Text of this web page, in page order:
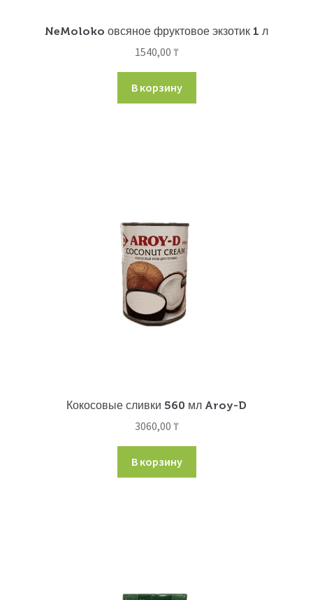
NeMoloko овсяное фруктовое экзотик 1 л
1540,00 ₸
В корзину
Кокосовые сливки 560 мл Aroy-D
3060,00 ₸
В корзину